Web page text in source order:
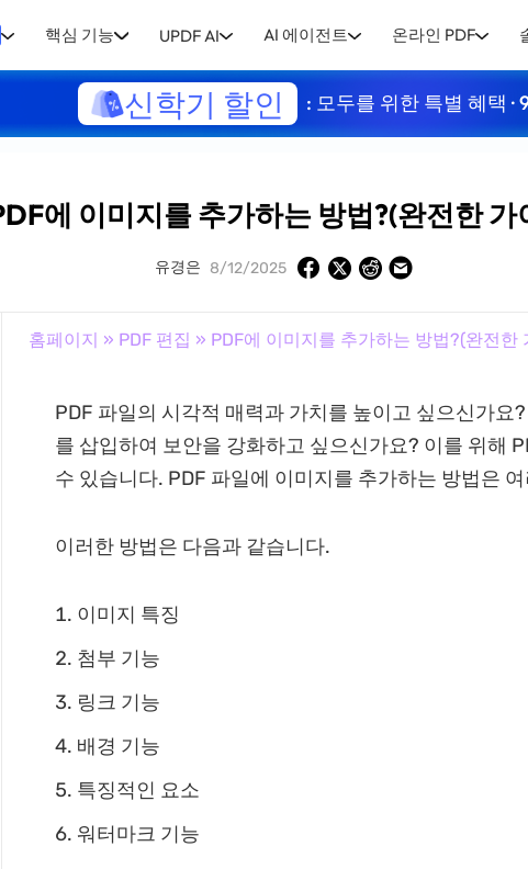
핵심 기능 UPDF AI AI 에이전트 온라인 PDF
신학기 할인 : 모두를 위한 특별 혜택 ·
에 이미지를 추가하는 방법?(완전한 가
유경은 8/12/2025
홈페이지 » PDF 편집 » PDF에 이미지를 추가하는 방법?(완전한
PDF 파일의 시각적 매력과 가치를 높이고 싶으신가요
를 삽입하여 보안을 강화하고 싶으신가요? 이를 위해
수 있습니다. PDF 파일에 이미지를 추가하는 방법은
이러한 방법은 다음과 같습니다.
이미지 특징
첨부 기능
링크 기능
배경 기능
특징적인 요소
워터마크 기능